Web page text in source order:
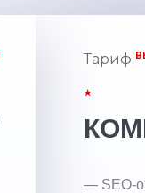
Тариф
★
— SEO-